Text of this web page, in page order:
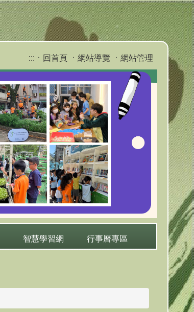
::: ㆍ回首頁 ㆍ網站導覽 ㆍ網站管理
智慧學習網 行事曆專區